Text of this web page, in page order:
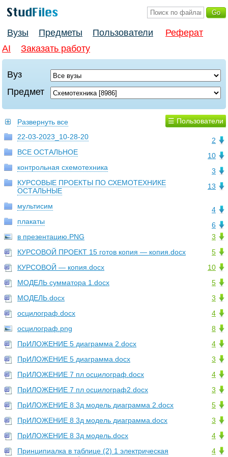
Вузы Предметы Пользователи
Реферат
AI
Заказать работу
Вуз
Предмет
☰ Пользователи
Развернуть все
2
22-03-2023_10-28-20
10
ВСЕ ОСТАЛЬНОЕ
3
контрольная схемотехника
13
КУРСОВЫЕ ПРОЕКТЫ ПО СХЕМОТЕХНИКЕ
ОСТАЛЬНЫЕ
4
мультисим
6
плакаты
3
в презентацию.PNG
5
КУРСОВОЙ ПРОЕКТ 15 готов копия — копия.docx
10
КУРСОВОЙ — копия.docx
5
МОДЕЛЬ сумматора 1.docx
3
МОДЕЛЬ.docx
4
осцилограф.docx
8
осцилограф.png
4
ПрИЛОЖЕНИЕ 5 диаграмма 2.docx
3
ПрИЛОЖЕНИЕ 5 диаграмма.docx
4
ПрИЛОЖЕНИЕ 7 пл осцилограф.docx
3
ПрИЛОЖЕНИЕ 7 пл осцилограф2.docx
5
ПрИЛОЖЕНИЕ 8 3д модель диаграмма 2.docx
3
ПрИЛОЖЕНИЕ 8 3д модель диаграмма.docx
4
ПрИЛОЖЕНИЕ 8 3д модель.docx
4
Принципиалка в таблице (2) 1 электрическая